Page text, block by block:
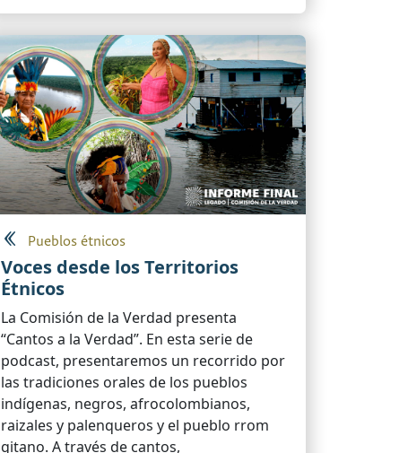
Pueblos étnicos
Voces desde los Territorios
Étnicos
La Comisión de la Verdad presenta
“Cantos a la Verdad”. En esta serie de
podcast, presentaremos un recorrido por
las tradiciones orales de los pueblos
indígenas, negros, afrocolombianos,
raizales y palenqueros y el pueblo rrom
gitano. A través de cantos,